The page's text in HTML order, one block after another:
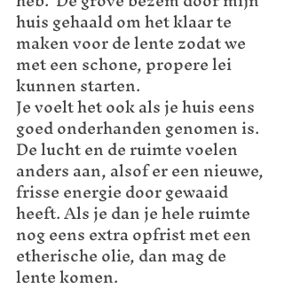
huis gehaald om het klaar te
maken voor de lente zodat we
met een schone, propere lei
kunnen starten.
Je voelt het ook als je huis eens
goed onderhanden genomen is.
De lucht en de ruimte voelen
anders aan, alsof er een nieuwe,
frisse energie door gewaaid
heeft. Als je dan je hele ruimte
nog eens extra opfrist met een
etherische olie, dan mag de
lente komen.